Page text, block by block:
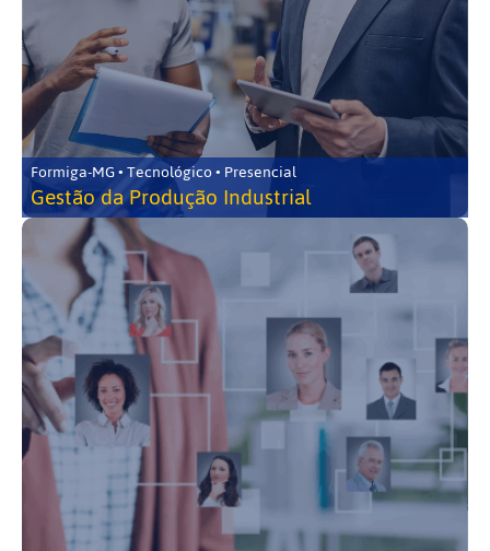
Formiga-MG • Tecnológico • Presencial
Gestão da Produção Industrial